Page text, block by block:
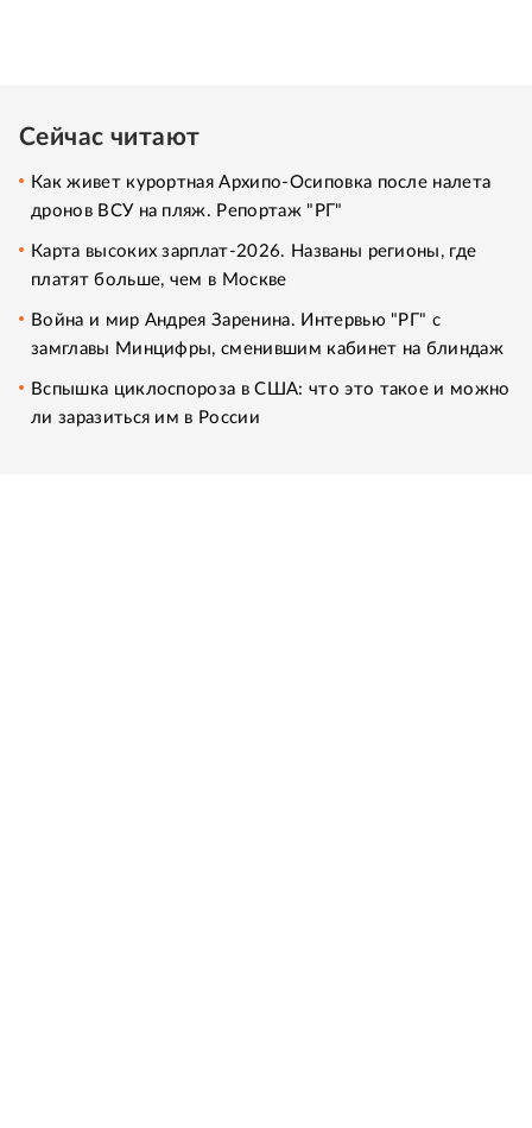
Сейчас читают
Как живет курортная Архипо-Осиповка после налета
дронов ВСУ на пляж. Репортаж "РГ"
Карта высоких зарплат-2026. Названы регионы, где
платят больше, чем в Москве
Война и мир Андрея Заренина. Интервью "РГ" с
замглавы Минцифры, сменившим кабинет на блиндаж
Вспышка циклоспороза в США: что это такое и можно
ли заразиться им в России